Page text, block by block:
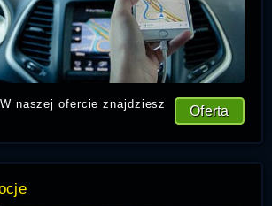
Oferta
W naszej ofercie znajdziesz